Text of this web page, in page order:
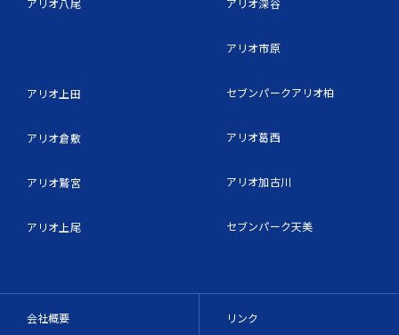
アリオ八尾
アリオ上田
アリオ倉敷
アリオ鷲宮
アリオ上尾
アリオ深谷
アリオ市原
セブンパークアリオ柏
アリオ葛西
アリオ加古川
セブンパーク天美
会社概要 リンク